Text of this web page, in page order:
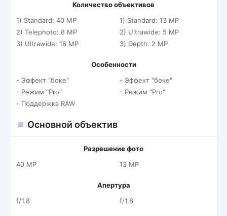
Количество объективов
1) Standard: 40 MP
2) Telephoto: 8 MP
3) Ultrawide: 16 MP
1) Standard: 13 MP
2) Ultrawide: 5 MP
3) Depth: 2 MP
Особенности
- Эффект "боке"
- Режим "Pro"
- Поддержка RAW
- Эффект "боке"
- Режим "Pro"
Основной объектив
Разрешение фото
40 MP
13 MP
Апертура
f/1.8
f/1.8